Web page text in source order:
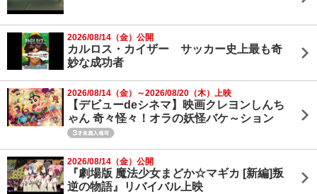
2026/08/14（金）公開
カルロス・カイザー サッカー史上最も奇
妙な成功者
2026/08/14（金）～2026/08/20（木）上映
【デビューdeシネマ】映画クレヨンしんち
ゃん 奇々怪々！オラの妖怪バケ～ション
2026/08/14（金）公開
『劇場版 魔法少女まどか☆マギカ [新編]叛
逆の物語』リバイバル上映